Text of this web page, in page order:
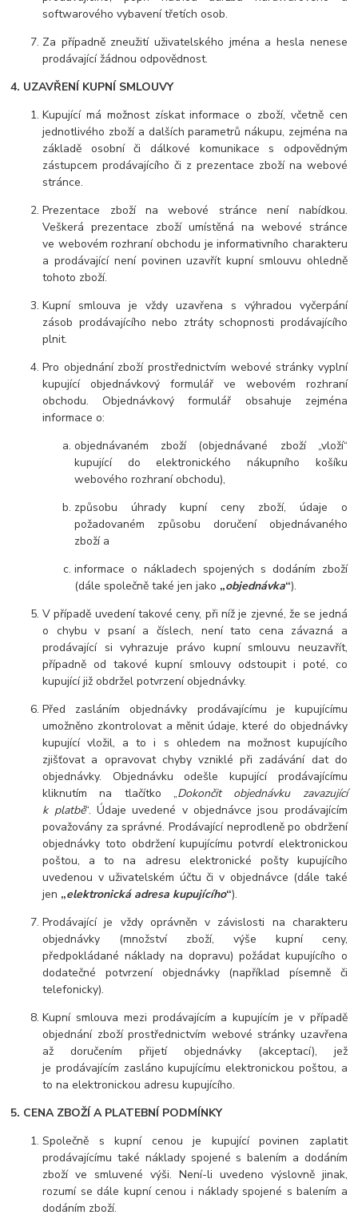
softwarového vybavení třetích osob.
Za případně zneužití uživatelského jména a hesla nenese
prodávající žádnou odpovědnost.
4. UZAVŘENÍ KUPNÍ SMLOUVY
Kupující má možnost získat informace o zboží, včetně cen
jednotlivého zboží a dalších parametrů nákupu, zejména na
základě osobní či dálkové komunikace s odpovědným
zástupcem prodávajícího či z prezentace zboží na webové
stránce.
Prezentace zboží na webové stránce není nabídkou.
Veškerá prezentace zboží umístěná na webové stránce
ve webovém rozhraní obchodu je informativního charakteru
a prodávající není povinen uzavřít kupní smlouvu ohledně
tohoto zboží.
Kupní smlouva je vždy uzavřena s výhradou vyčerpání
zásob prodávajícího nebo ztráty schopnosti prodávajícího
plnit.
Pro objednání zboží prostřednictvím webové stránky vyplní
kupující objednávkový formulář ve webovém rozhraní
obchodu. Objednávkový formulář obsahuje zejména
informace o:
objednávaném zboží (objednávané zboží „vloží“
kupující do elektronického nákupního košíku
webového rozhraní obchodu),
způsobu úhrady kupní ceny zboží, údaje o
požadovaném způsobu doručení objednávaného
zboží a
informace o nákladech spojených s dodáním zboží
(dále společně také jen jako „objednávka“).
V případě uvedení takové ceny, při níž je zjevné, že se jedná
o chybu v psaní a číslech, není tato cena závazná a
prodávající si vyhrazuje právo kupní smlouvu neuzavřít,
případně od takové kupní smlouvy odstoupit i poté, co
kupující již obdržel potvrzení objednávky.
Před zasláním objednávky prodávajícímu je kupujícímu
umožněno zkontrolovat a měnit údaje, které do objednávky
kupující vložil, a to i s ohledem na možnost kupujícího
zjišťovat a opravovat chyby vzniklé při zadávání dat do
objednávky. Objednávku odešle kupující prodávajícímu
kliknutím na tlačítko „Dokončit objednávku zavazující
k platbě“. Údaje uvedené v objednávce jsou prodávajícím
považovány za správné. Prodávající neprodleně po obdržení
objednávky toto obdržení kupujícímu potvrdí elektronickou
poštou, a to na adresu elektronické pošty kupujícího
uvedenou v uživatelském účtu či v objednávce (dále také
jen „elektronická adresa kupujícího“).
Prodávající je vždy oprávněn v závislosti na charakteru
objednávky (množství zboží, výše kupní ceny,
předpokládané náklady na dopravu) požádat kupujícího o
dodatečné potvrzení objednávky (například písemně či
telefonicky).
Kupní smlouva mezi prodávajícím a kupujícím je v případě
objednání zboží prostřednictvím webové stránky uzavřena
až doručením přijetí objednávky (akceptací), jež
je prodávajícím zasláno kupujícímu elektronickou poštou, a
to na elektronickou adresu kupujícího.
5. CENA ZBOŽÍ A PLATEBNÍ PODMÍNKY
Společně s kupní cenou je kupující povinen zaplatit
prodávajícímu také náklady spojené s balením a dodáním
zboží ve smluvené výši. Není-li uvedeno výslovně jinak,
rozumí se dále kupní cenou i náklady spojené s balením a
dodáním zboží.